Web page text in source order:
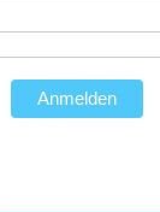
Anmelden